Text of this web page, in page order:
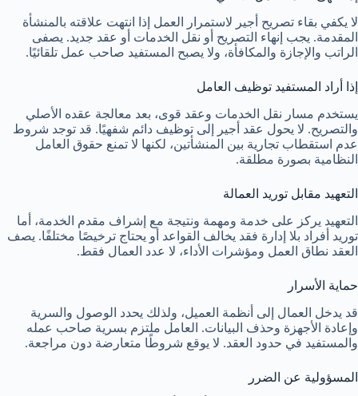
لا يكفي بقاء تصريح أجير لاستمرار العمل إذا انتهت علاقته بالمنشأة
المقدمة. يجب إنهاء التصريح أو نقل الخدمات أو عقد جديد. يصفى
الراتب والإجازة والمكافأة، ولا يصبح المستفيد صاحب عمل تلقائيًا.
إذا أراد المستفيد توظيف العامل
يستخدم مسار نقل الخدمات وعقد قوى، بعد معالجة عقده الأصلي
والتصريح. لا يحول عقد أجير إلى توظيف دائم شفهيًا. قد توجد شروط
عدم استقطاب تجارية بين المنشأتين، لكنها لا تمنع حقوق العامل
النظامية بصورة مطلقة.
التعهيد مقابل توريد العمالة
التعهيد يركز على خدمة ومهمة ونتيجة مع إشراف مقدم الخدمة، أما
توريد أفراد بلا إدارة فقد يخالف القواعد أو يحتاج ترخيصًا مختلفًا. يصف
العقد نطاق العمل ومؤشرات الأداء، لا عدد العمال فقط.
حماية الأسرار
قد يدخل العمال إلى أنظمة العميل، ولذلك يحدد الوصول والسرية
وإعادة الأجهزة وحذف البيانات. العامل ملتزم بسرية صاحب عمله
والمستفيد في حدود العقد. لا يوقع شروطًا متعارضة دون مراجعة.
المسؤولية عن الضرر